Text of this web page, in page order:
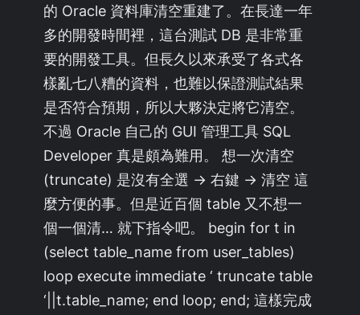
的 Oracle 資料庫清空重建了。在長達一年
多的開發時間裡，這台測試 DB 是非常重
要的開發工具。但長久以來承受了各式各
樣亂七八糟的資料，也難以保證測試結果
是否符合預期，所以大夥決定將它清空。
不過 Oracle 自己的 GUI 管理工具 SQL
Developer 真是頗為難用。 想一次清空
(truncate) 是沒有全選 -> 右鍵 -> 清空 這
麼方便的事。但是近百個 table 又不想一
個一個清… 就下指令吧。 begin for t in
(select table_name from user_tables)
loop execute immediate ‘ truncate table
‘||t.table_name; end loop; end; 這樣完成